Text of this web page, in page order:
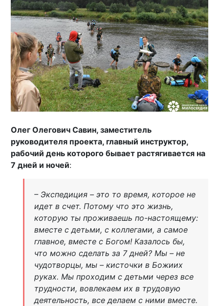
Олег Олегович Савин, заместитель
руководителя проекта, главный инструктор,
рабочий день которого бывает растягивается на
7 дней и ночей:
– Экспедиция – это то время, которое не
идет в счет. Потому что это жизнь,
которую ты проживаешь по-настоящему:
вместе с детьми, с коллегами, а самое
главное, вместе с Богом! Казалось бы,
что можно сделать за 7 дней? Мы – не
чудотворцы, мы – кисточки в Божиих
руках. Мы проходим с детьми через все
трудности, вовлекаем их в трудовую
деятельность, все делаем с ними вместе.